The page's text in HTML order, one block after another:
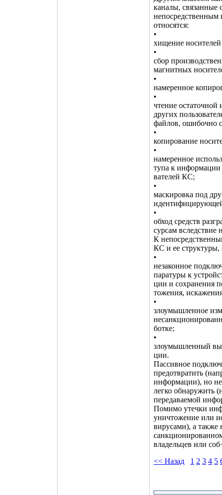
каналы, связанные
непосредственным
относятся:
•
хищение
•
сбор
магнитных
•
намеренное
•
чтение
других
файлов, ошибочно
•
копирование
•
намеренное
тупа к информации
вателей КС;
•
маскировка под
•
обход средств
сурсам вследствие
К
КС и ее структуры,
•
незаконное
паратуры к
ции и сохранения
тожения,
•
злоумышленное
ботке;
•
злоумышленный
ции.
Пассивное
предотвратить
информации), но
легко обнаружить
передаваемой
Помимо утечки
уничтожение или
вирусами), а также
владельцев или
<< Назад
1 2 3 4 5